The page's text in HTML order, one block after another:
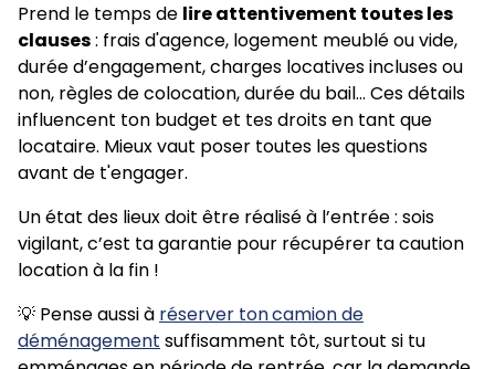
Prend le temps de lire attentivement toutes les
clauses: frais d'agence, logement meublé ou vide,
durée d’engagement, charges locatives incluses ou
non, règles de colocation, durée du bail… Ces détails
influencent ton budget et tes droits en tant que
locataire. Mieux vaut poser toutes les questions
avant de t'engager.
Un état des lieux doit être réalisé à l’entrée : sois
vigilant, c’est ta garantie pour récupérer ta caution
location à la fin !
💡 Pense aussi à réserver toncamion de
déménagement suffisamment tôt, surtout si tu